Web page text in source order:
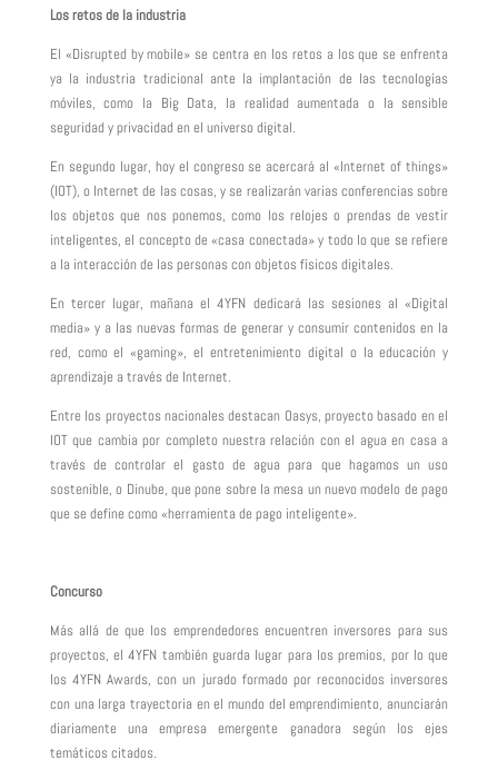
Los retos de la industria
El «Disrupted by mobile» se centra en los retos a los que se enfrenta
ya la industria tradicional ante la implantación de las tecnologías
móviles, como la Big Data, la realidad aumentada o la sensible
seguridad y privacidad en el universo digital.
En segundo lugar, hoy el congreso se acercará al «Internet of things»
(IOT), o Internet de las cosas, y se realizarán varias conferencias sobre
los objetos que nos ponemos, como los relojes o prendas de vestir
inteligentes, el concepto de «casa conectada» y todo lo que se refiere
a la interacción de las personas con objetos físicos digitales.
En tercer lugar, mañana el 4YFN dedicará las sesiones al «Digital
media» y a las nuevas formas de generar y consumir contenidos en la
red, como el «gaming», el entretenimiento digital o la educación y
aprendizaje a través de Internet.
Entre los proyectos nacionales destacan Oasys, proyecto basado en el
IOT que cambia por completo nuestra relación con el agua en casa a
través de controlar el gasto de agua para que hagamos un uso
sostenible, o Dinube, que pone sobre la mesa un nuevo modelo de pago
que se define como «herramienta de pago inteligente».
Concurso
Más allá de que los emprendedores encuentren inversores para sus
proyectos, el 4YFN también guarda lugar para los premios, por lo que
los 4YFN Awards, con un jurado formado por reconocidos inversores
con una larga trayectoria en el mundo del emprendimiento, anunciarán
diariamente una empresa emergente ganadora según los ejes
temáticos citados.